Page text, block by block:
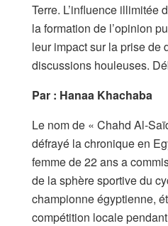
Terre. L’influence illimitée
la formation de l’opinion
leur impact sur la prise de
discussions houleuses.
Par : Hanaa Khachaba
Le nom de « Chahd Al-
défrayé la chronique en
femme de 22 ans a
de la sphère sportive du
championne égyptienne,
compétition locale